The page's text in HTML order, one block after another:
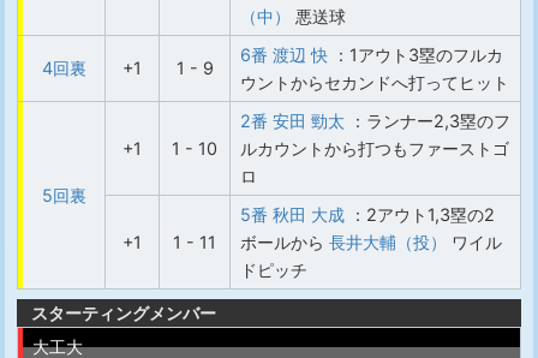
（中）
悪送球
4回裏 +1 1 - 9
6番 渡辺 快 ：1アウト3塁のフルカ
ウントからセカンドへ打ってヒット
5回裏
+1 1 - 10
2番 安田 勁太 ：ランナー2,3塁のフ
ルカウントから打つもファーストゴ
ロ
+1 1 - 11
5番 秋田 大成 ：2アウト1,3塁の2
ボールから 長井大輔（投）
ワイル
ドピッチ
スターティングメンバー
大工大